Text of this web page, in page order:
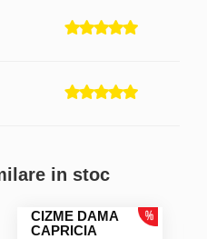
in stoc
CIZME DAMA
CAPRICIA